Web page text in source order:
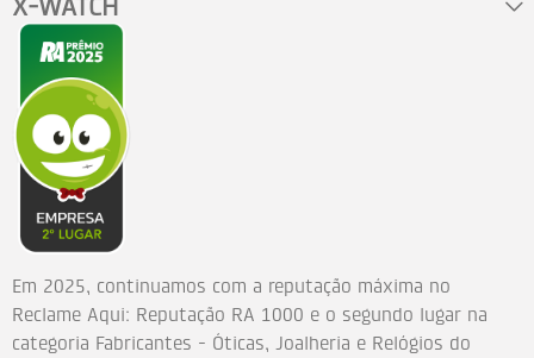
X-WATCH
Em 2025, continuamos com a reputação máxima no
Reclame Aqui: Reputação RA 1000 e o segundo lugar na
categoria Fabricantes - Óticas, Joalheria e Relógios do